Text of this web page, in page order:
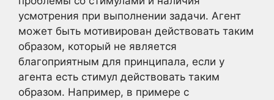
усмотрения при выполнении задачи. Агент
может быть мотивирован действовать таким
образом, который не является
благоприятным для принципала, если у
агента есть стимул действовать таким
образом. Например, в примере с